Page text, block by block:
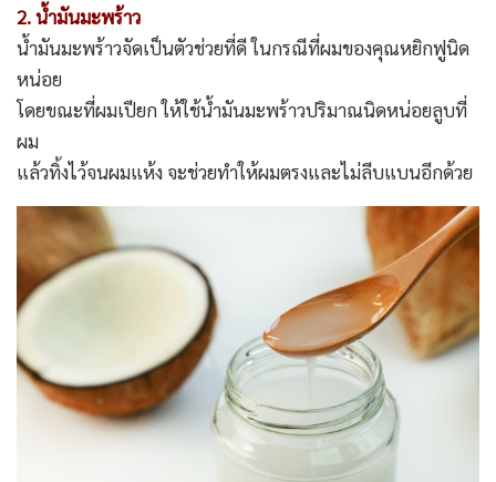
2. น้ำมันมะพร้าว
น้ำมันมะพร้าวจัดเป็นตัวช่วยที่ดี ในกรณีที่ผมของคุณหยิกฟูนิด
หน่อย
โดยขณะที่ผมเปียก ให้ใช้น้ำมันมะพร้าวปริมาณนิดหน่อยลูบที่
ผม
แล้วทิ้งไว้จนผมแห้ง จะช่วยทำให้ผมตรงและไม่ลีบแบนอีกด้วย